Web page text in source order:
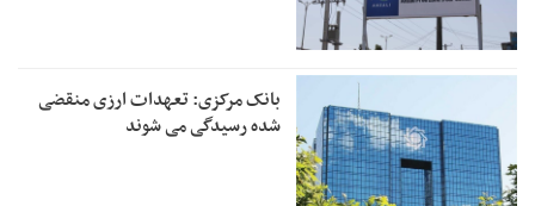
بانک مرکزی: تعهدات ارزی منقضی
شده رسیدگی می شوند